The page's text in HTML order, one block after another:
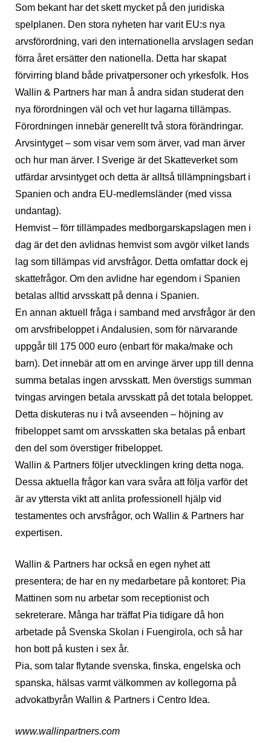
Som bekant har det skett mycket på den juridiska
spelplanen. Den stora nyheten har varit EU:s nya
arvsförordning, vari den internationella arvslagen sedan
förra året ersätter den nationella. Detta har skapat
förvirring bland både privatpersoner och yrkesfolk. Hos
Wallin & Partners har man å andra sidan studerat den
nya förordningen väl och vet hur lagarna tillämpas.
Förordningen innebär generellt två stora förändringar.
Arvsintyget – som visar vem som ärver, vad man ärver
och hur man ärver. I Sverige är det Skatteverket som
utfärdar arvsintyget och detta är alltså tillämpningsbart i
Spanien och andra EU-medlemsländer (med vissa
undantag).
Hemvist – förr tillämpades medborgarskapslagen men i
dag är det den avlidnas hemvist som avgör vilket lands
lag som tillämpas vid arvsfrågor. Detta omfattar dock ej
skattefrågor. Om den avlidne har egendom i Spanien
betalas alltid arvsskatt på denna i Spanien.
En annan aktuell fråga i samband med arvsfrågor är den
om arvsfribeloppet i Andalusien, som för närvarande
uppgår till 175 000 euro (enbart för maka/make och
barn). Det innebär att om en arvinge ärver upp till denna
summa betalas ingen arvsskatt. Men överstigs summan
tvingas arvingen betala arvsskatt på det totala beloppet.
Detta diskuteras nu i två avseenden – höjning av
fribeloppet samt om arvsskatten ska betalas på enbart
den del som överstiger fribeloppet.
Wallin & Partners följer utvecklingen kring detta noga.
Dessa aktuella frågor kan vara svåra att följa varför det
är av yttersta vikt att anlita professionell hjälp vid
testamentes och arvsfrågor, och Wallin & Partners har
expertisen.
Wallin & Partners har också en egen nyhet att
presentera; de har en ny medarbetare på kontoret: Pia
Mattinen som nu arbetar som receptionist och
sekreterare. Många har träffat Pia tidigare då hon
arbetade på Svenska Skolan i Fuengirola, och så har
hon bott på kusten i sex år.
Pia, som talar flytande svenska, finska, engelska och
spanska, hälsas varmt välkommen av kollegorna på
advokatbyrån Wallin & Partners i Centro Idea.
www.wallinpartners.com